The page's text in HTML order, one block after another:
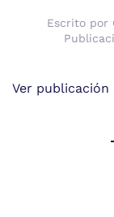
Escrito por
Ver publicación